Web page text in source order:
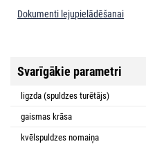
Dokumenti lejupielādēšanai
Svarīgākie parametri
ligzda (spuldzes turētājs)
gaismas krāsa
kvēlspuldzes nomaiņa